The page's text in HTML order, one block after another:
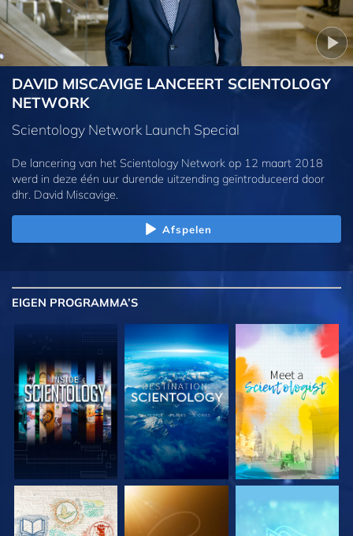
DAVID MISCAVIGE LANCEERT SCIENTOLOGY
NETWORK
Scientology Network Launch Special
De lancering van het Scientology Network op 12 maart 2018
werd in deze één uur durende uitzending geïntroduceerd door
dhr. David Miscavige.
Afspelen
EIGEN PROGRAMMA’S